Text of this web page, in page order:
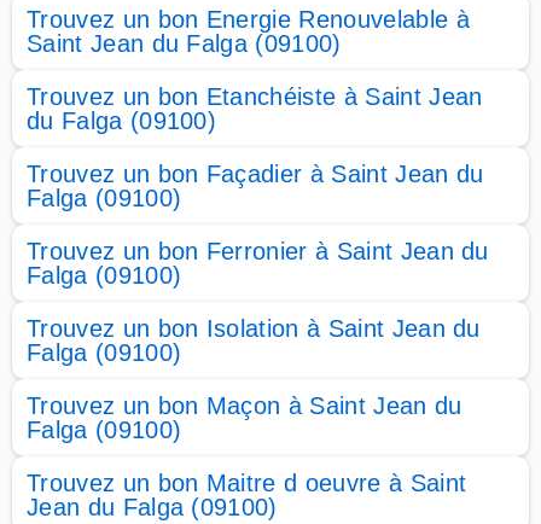
Trouvez un bon Energie Renouvelable à
Saint Jean du Falga (09100)
Trouvez un bon Etanchéiste à Saint Jean
du Falga (09100)
Trouvez un bon Façadier à Saint Jean du
Falga (09100)
Trouvez un bon Ferronier à Saint Jean du
Falga (09100)
Trouvez un bon Isolation à Saint Jean du
Falga (09100)
Trouvez un bon Maçon à Saint Jean du
Falga (09100)
Trouvez un bon Maitre d oeuvre à Saint
Jean du Falga (09100)